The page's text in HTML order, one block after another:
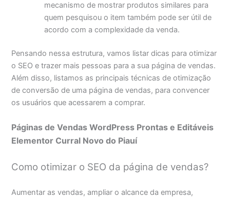
mecanismo de mostrar produtos similares para
quem pesquisou o item também pode ser útil de
acordo com a complexidade da venda.
Pensando nessa estrutura, vamos listar dicas para otimizar
o SEO e trazer mais pessoas para a sua página de vendas.
Além disso, listamos as principais técnicas de otimização
de conversão de uma página de vendas, para convencer
os usuários que acessarem a comprar.
Páginas de Vendas WordPress Prontas e Editáveis
Elementor Curral Novo do Piauí
Como otimizar o SEO da página de vendas?
Aumentar as vendas, ampliar o alcance da empresa,